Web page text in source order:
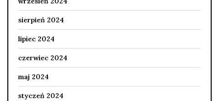
sierpień 2024
lipiec 2024
czerwiec 2024
maj 2024
styczeń 2024